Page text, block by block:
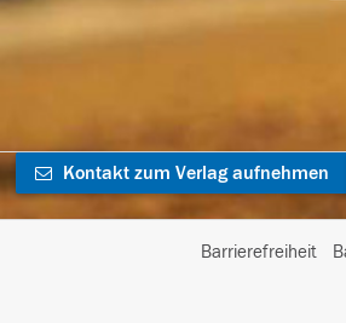
Kontakt zum Verlag aufnehmen
Barrierefreiheit